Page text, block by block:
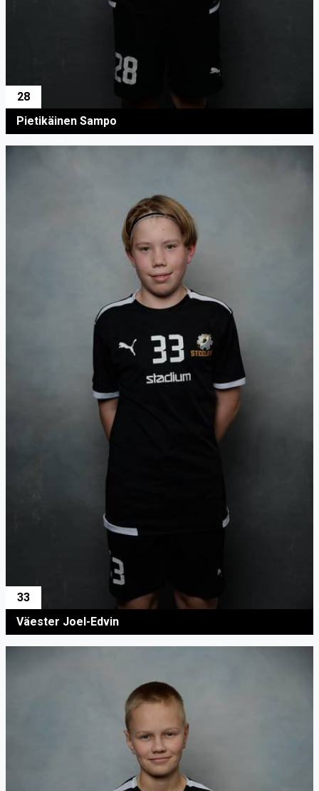
28
Pietikäinen Sampo
33
Väester Joel-Edvin